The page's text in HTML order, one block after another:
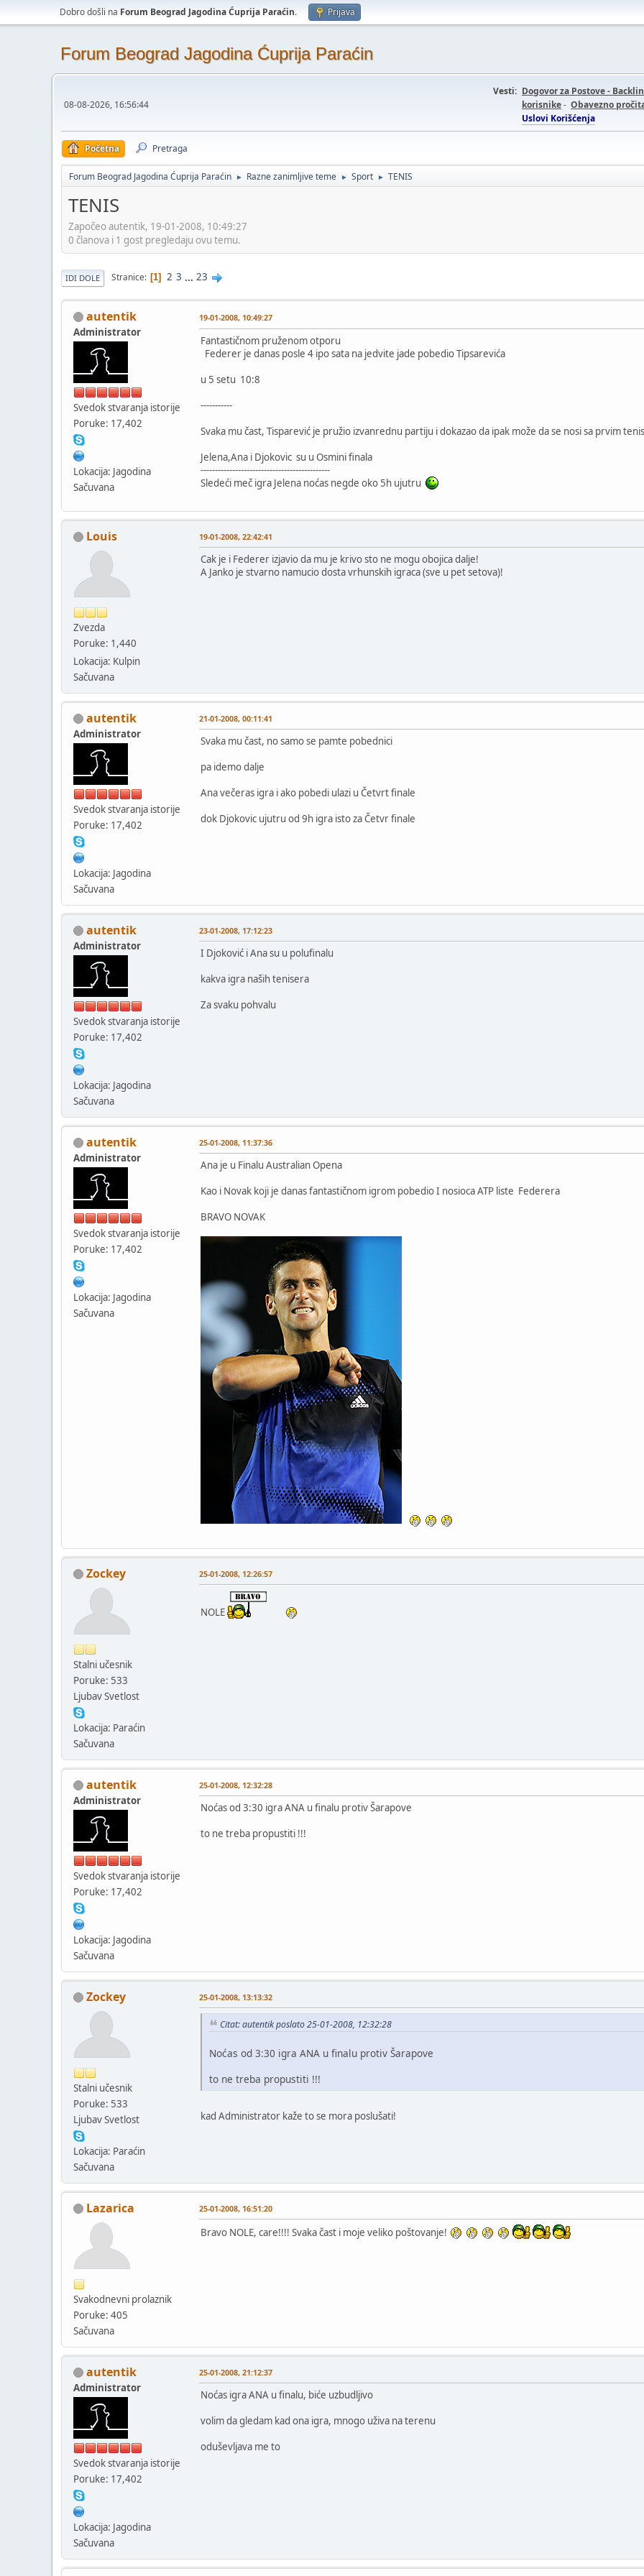
Dobro došli na Forum Beograd Jagodina Ćuprija Paraćin. Prijava
Forum Beograd Jagodina Ćuprija Paraćin
08-08-2026, 16:56:44
Vesti: Dogovor za Postove -
korisnike- Obavezno
Uslovi Korišćenja
Početna Pretraga
Forum Beograd Jagodina Ćuprija Paraćin ► Razne zanimljive teme ► Sport ► TENIS
TENIS
Započeo autentik, 19-01-2008, 10:49:27
0 članova i 1 gost pregledaju ovu temu.
IDI DOLE Stranice 1 2 3 ... 23
autentik
Administrator
Svedok stvaranja istorije
Poruke: 17,402
Lokacija: Jagodina
Sačuvana
19-01-2008, 10:49:27
Fantastičnom pruženom otporu
Federer je danas posle 4 ipo sata na jedvite jade pobedio Tipsarevića
u 5 setu 10:8
-----------
Svaka mu čast, Tisparević je pružio izvanrednu partiju i dokazao da ipak može da se nosi sa prvim
Jelena,Ana i Djokovic su u Osmini finala
---------------------------------------------
Sledeći meč igra Jelena noćas negde oko 5h ujutru
Louis
Zvezda
Poruke: 1,440
Lokacija: Kulpin
Sačuvana
19-01-2008, 22:42:41
Cak je i Federer izjavio da mu je krivo sto ne mogu obojica dalje!
A Janko je stvarno namucio dosta vrhunskih igraca (sve u pet setova)!
autentik
Administrator
Svedok stvaranja istorije
Poruke: 17,402
Lokacija: Jagodina
Sačuvana
21-01-2008, 00:11:41
Svaka mu čast, no samo se pamte pobednici
pa idemo dalje
Ana večeras igra i ako pobedi ulazi u Četvrt finale
dok Djokovic ujutru od 9h igra isto za Četvr finale
autentik
Administrator
Svedok stvaranja istorije
Poruke: 17,402
Lokacija: Jagodina
Sačuvana
23-01-2008, 17:12:23
I Djoković i Ana su u polufinalu
kakva igra naših tenisera
Za svaku pohvalu
autentik
Administrator
Svedok stvaranja istorije
Poruke: 17,402
Lokacija: Jagodina
Sačuvana
25-01-2008, 11:37:36
Ana je u Finalu Australian Opena
Kao i Novak koji je danas fantastičnom igrom pobedio I nosioca ATP liste Federera
BRAVO NOVAK
Zockey
Stalni učesnik
Poruke: 533
Ljubav Svetlost
Lokacija: Paraćin
Sačuvana
25-01-2008, 12:26:57
NOLE
autentik
Administrator
Svedok stvaranja istorije
Poruke: 17,402
Lokacija: Jagodina
Sačuvana
25-01-2008, 12:32:28
Noćas od 3:30 igra ANA u finalu protiv Šarapove
to ne treba propustiti !!!
Zockey
Stalni učesnik
Poruke: 533
Ljubav Svetlost
Lokacija: Paraćin
Sačuvana
25-01-2008, 13:13:32
Citat: autentik poslato 25-01-2008, 12:32:28
Noćas od 3:30 igra ANA u finalu protiv Šarapove
to ne treba propustiti !!!
kad Administrator kaže to se mora poslušati!
Lazarica
Svakodnevni prolaznik
Poruke: 405
Sačuvana
25-01-2008, 16:51:20
Bravo NOLE, care!!!! Svaka čast i moje veliko poštovanje!
autentik
Administrator
Svedok stvaranja istorije
Poruke: 17,402
Lokacija: Jagodina
Sačuvana
25-01-2008, 21:12:37
Noćas igra ANA u finalu, biće uzbudljivo
volim da gledam kad ona igra, mnogo uživa na terenu
oduševljava me to